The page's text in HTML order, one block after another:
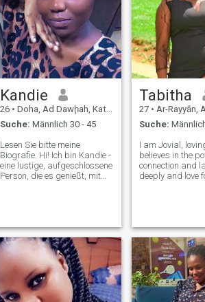
Kandie
26 • Doha, Ad Dawḩah, Katar
Suche: Männlich 30 - 45
Lesen Sie bitte meine
Biografie. Hi! Ich bin Kandie -
eine lustige, aufgeschlossene
Person, die es genießt, mit
Vloggen, Spaziergänge im
Freien und Binge-Watching-
Serien. Nichts ist besser als
eine Tasse Kaffee, um mich
aktiv und inspiriert zu halten!
Ich suche jemanden, der sich
seiner selbst sicher ist, eine
Person, die Unterstützung
Tabitha
27 • Ar-Rayyān, Ar
Suche:
I am Jovial,
believes in the
connection and
deeply and love
loyalty, and